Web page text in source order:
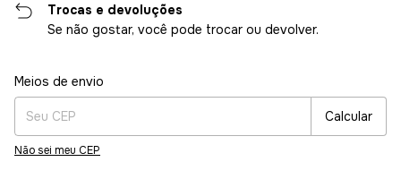
Trocas e devoluções
Se não gostar, você pode trocar ou devolver.
Entregas para o CEP:
Meios de envio
Calcular
Não sei meu CEP